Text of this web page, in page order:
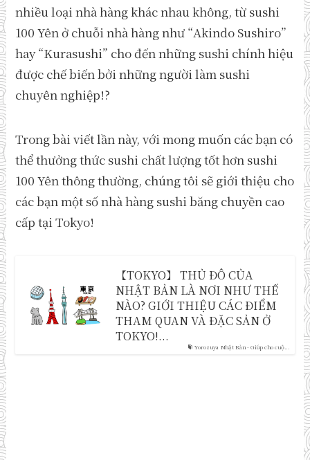
nhiều loại nhà hàng khác nhau không, từ sushi
100 Yên ở chuỗi nhà hàng như “Akindo Sushiro”
hay “Kurasushi” cho đến những sushi chính hiệu
được chế biến bởi những người làm sushi
chuyên nghiệp!?
Trong bài viết lần này, với mong muốn các bạn có
thể thưởng thức sushi chất lượng tốt hơn sushi
100 Yên thông thường, chúng tôi sẽ giới thiệu cho
các bạn một số nhà hàng sushi băng chuyền cao
cấp tại Tokyo!
Yorozuya Nhật Bản - Giúp cho cuộ...
【TOKYO】 THỦ ĐÔ CỦA
NHẬT BẢN LÀ NƠI NHƯ THẾ
NÀO? GIỚI THIỆU CÁC ĐIỂM
THAM QUAN VÀ ĐẶC SẢN Ở
TOKYO!...